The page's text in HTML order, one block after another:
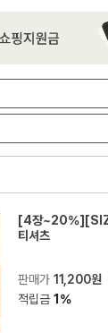
[4장
티셔츠
판매가11,200원
적립금1%